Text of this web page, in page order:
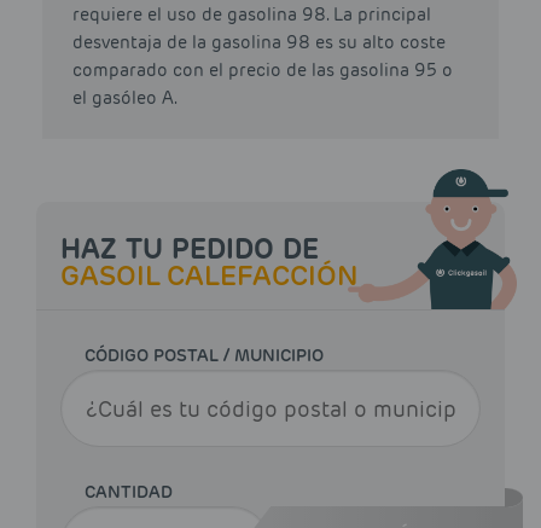
requiere el uso de gasolina 98. La principal
desventaja de la gasolina 98 es su alto coste
comparado con el precio de las gasolina 95 o
el gasóleo A.
HAZ TU PEDIDO DE
GASOIL CALEFACCIÓN
CÓDIGO POSTAL / MUNICIPIO
CANTIDAD